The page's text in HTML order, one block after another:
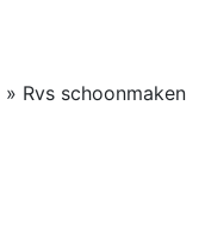
» Rvs schoonmaken